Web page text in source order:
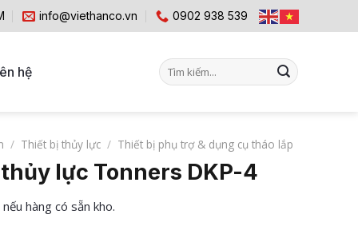
info@viethanco.vn 0902 938 539
hệ
Tìm
kiếm:
/ Thiết bị thủy lực / Thiết bị phụ trợ & dụng cụ tháo lắp
lực Tonners DKP-4
hàng có sẵn kho.